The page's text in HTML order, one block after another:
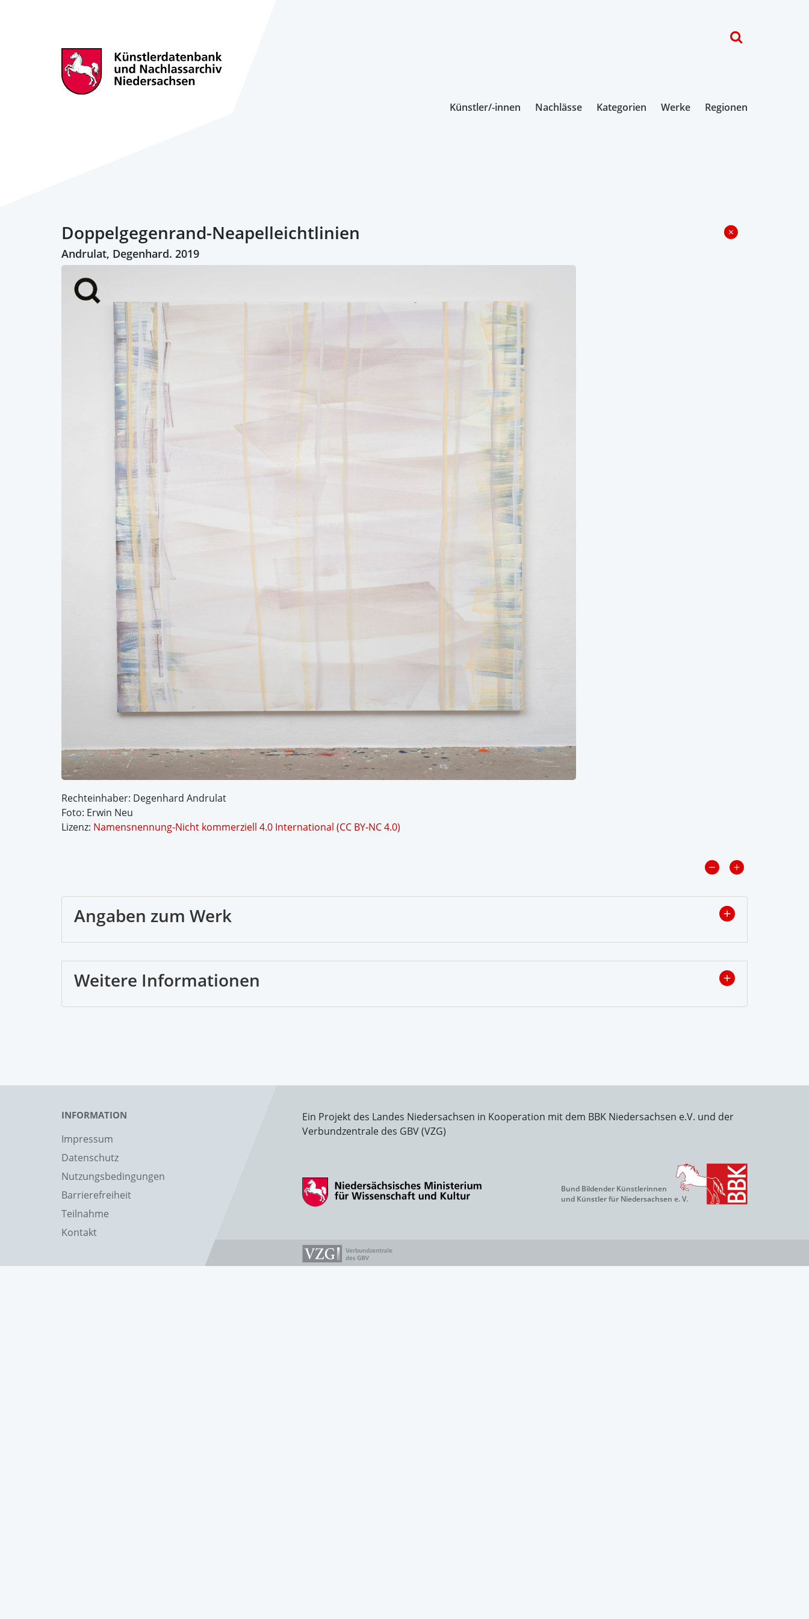
Künstler/-innen Nachlässe Kategorien Werke Regionen
Doppelgegenrand-Neapelleichtlinien
Andrulat, Degenhard. 2019
Rechteinhaber: Degenhard Andrulat
Foto: Erwin Neu
Lizenz: Namensnennung-Nicht kommerziell 4.0 International (CC BY-NC 4.0)
Angaben zum Werk
Weitere Informationen
INFORMATION
Impressum
Datenschutz
Nutzungsbedingungen
Barrierefreiheit
Teilnahme
Kontakt
Ein Projekt des Landes Niedersachsen in Kooperation mit dem BBK Niedersachsen e.V. und der
Verbundzentrale des GBV (VZG)
Bund Bildender Künstlerinnen
und Künstler für Niedersachsen e. V.